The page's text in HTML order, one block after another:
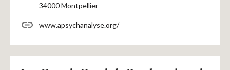
34000 Montpellier
www.apsychanalyse.org/